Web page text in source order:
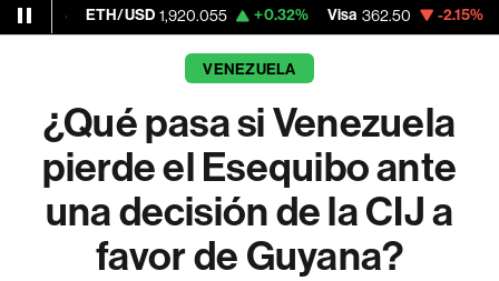
1,920.055 +0.32% Visa 362.50 -2.15% MercadoLibre
VENEZUELA
¿Qué pasa si Venezuela
pierde el Esequibo ante
una decisión de la CIJ a
favor de Guyana?